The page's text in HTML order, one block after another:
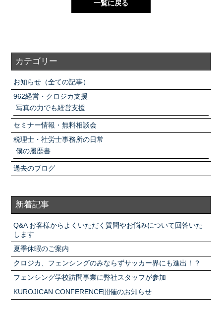
一覧に戻る
カテゴリー
お知らせ（全ての記事）
962経営・クロジカ支援
写真の力でも経営支援
セミナー情報・無料相談会
税理士・社労士事務所の日常
僕の履歴書
過去のブログ
新着記事
Q&A お客様からよくいただく質問やお悩みについて回答いた
します
夏季休暇のご案内
クロジカ、フェンシングのみならずサッカー界にも進出！？
フェンシング学校訪問事業に弊社スタッフが参加
KUROJICAN CONFERENCE開催のお知らせ